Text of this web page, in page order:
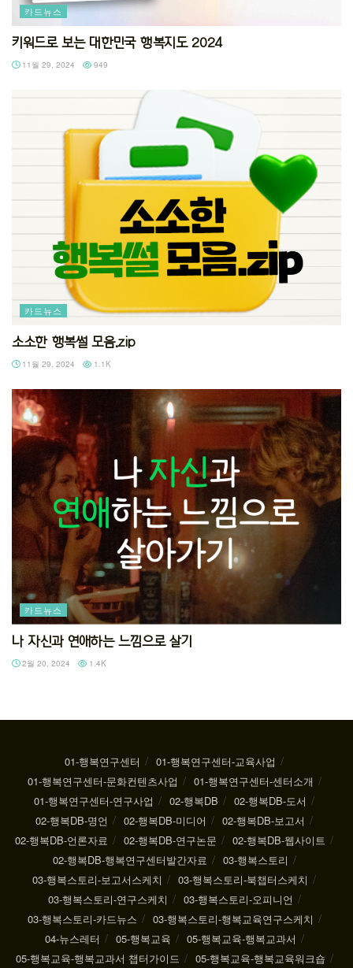
카드뉴스
키워드로 보는 대한민국 행복지도 2024
11월 29, 2024 949
카드뉴스
소소한 행복썰 모음.zip
11월 29, 2024 1.1K
카드뉴스
나 자신과 연애하는 느낌으로 살기
2월 20, 2024 1.4K
01-행복연구센터
01-행복연구센터-교육사업
01-행복연구센터-문화컨텐츠사업
01-행복연구센터-센터소개
01-행복연구센터-연구사업
02-행복DB
02-행복DB-도서
02-행복DB-명언
02-행복DB-미디어
02-행복DB-보고서
02-행복DB-언론자료
02-행복DB-연구논문
02-행복DB-웹사이트
02-행복DB-행복연구센터발간자료
03-행복스토리
03-행복스토리-보고서스케치
03-행복스토리-북챕터스케치
03-행복스토리-연구스케치
03-행복스토리-오피니언
03-행복스토리-카드뉴스
03-행복스토리-행복교육연구스케치
04-뉴스레터
05-행복교육
05-행복교육-행복교과서
05-행복교육-행복교과서 챕터가이드
05-행복교육-행복교육워크숍